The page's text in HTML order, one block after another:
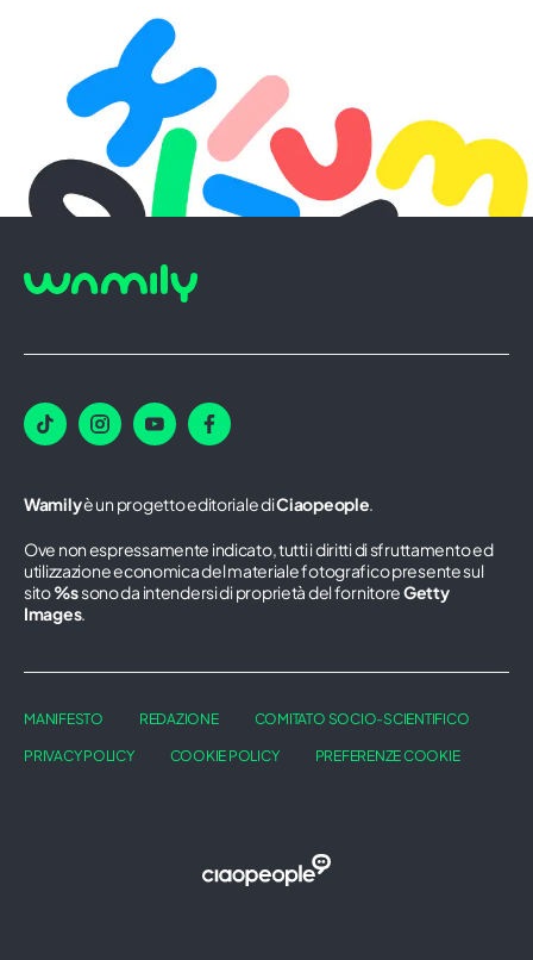
Wamilyè un progetto editoriale diCiaopeople.
Ove non espressamente indicato, tutti i diritti di sfruttamento ed
utilizzazione economica del materiale fotografico presente sul
sito%ssono da intendersi di proprietà del fornitoreGetty
Images.
MANIFESTO REDAZIONE COMITATO SOCIO-SCIENTIFICO
PRIVACY POLICY COOKIE POLICY PREFERENZE COOKIE